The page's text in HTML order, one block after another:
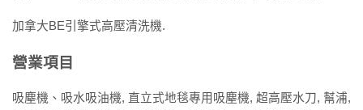
加拿大BE引擎式高壓清洗機.
營業項目
吸塵機、吸水吸油機, 直立式地毯專用吸塵機, 超高壓水刀, 幫浦,